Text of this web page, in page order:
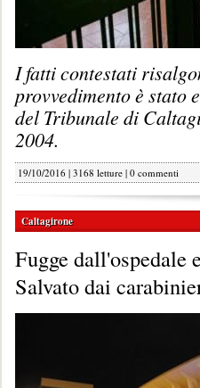
I fatti contestati
provvedimento è stato
del Tribunale di
2004.
19/10/2016 | 3168 letture | 0 commenti
Caltagirone
Fugge
Salvato dai